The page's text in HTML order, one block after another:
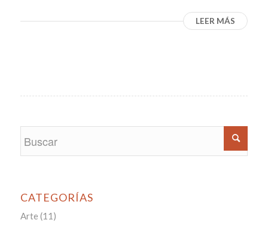
LEER MÁS
CATEGORÍAS
Arte (11)